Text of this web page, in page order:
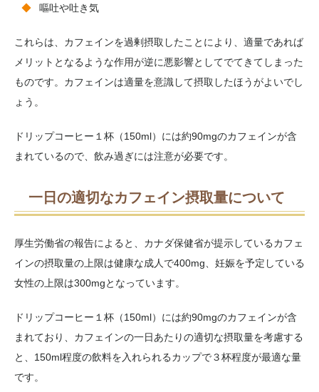
嘔吐や吐き気
これらは、カフェインを過剰摂取したことにより、適量であれば
メリットとなるような作用が逆に悪影響としてでてきてしまった
ものです。カフェインは適量を意識して摂取したほうがよいでし
ょう。
ドリップコーヒー１杯（150ml）には約90mgのカフェインが含
まれているので、飲み過ぎには注意が必要です。
一日の適切なカフェイン摂取量について
厚生労働省の報告によると、カナダ保健省が提示しているカフェ
インの摂取量の上限は健康な成人で400mg、妊娠を予定している
女性の上限は300mgとなっています。
ドリップコーヒー１杯（150ml）には約90mgのカフェインが含
まれており、カフェインの一日あたりの適切な摂取量を考慮する
と、150ml程度の飲料を入れられるカップで３杯程度が最適な量
です。